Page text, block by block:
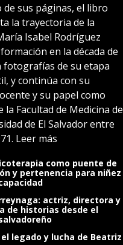
de sus páginas, el libro
la trayectoria de la
Isabel Rodríguez
en la década de
fotografías de su etapa
y continúa con su
y su papel como
la Facultad de Medicina de
de El Salvador entre
Leer más
como puente de
y pertenencia para niñez
actriz, directora y
de historias desde el
legado y lucha de Beatriz